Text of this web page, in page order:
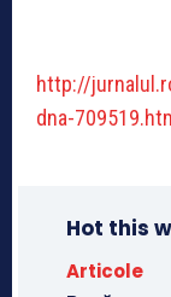
http://
dna-
Hot this
Articole